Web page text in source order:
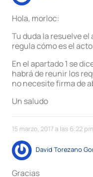
Hola, morloc:
Tu duda la resuelve el
regula cómo es el
En el apartado 1 se
habrá de reunir los
no necesite firma de
Un saludo
15 marzo, 2017 a las 6:22 pm
David Torezano
Gracias